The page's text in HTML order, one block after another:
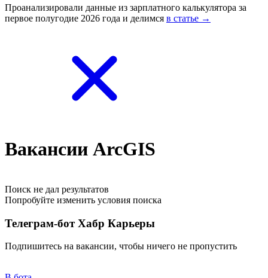
Проанализировали данные из зарплатного калькулятора за
первое полугодие 2026 года и делимся в статье →
Вакансии ArcGIS
Поиск не дал результатов
Попробуйте изменить условия поиска
Телеграм-бот Хабр Карьеры
Подпишитесь на вакансии, чтобы ничего не пропустить